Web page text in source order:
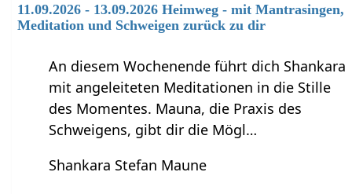
11.09.2026 - 13.09.2026 Heimweg - mit Mantrasingen,
Meditation und Schweigen zurück zu dir
An diesem Wochenende führt dich Shankara
mit angeleiteten Meditationen in die Stille
des Momentes. Mauna, die Praxis des
Schweigens, gibt dir die Mögl…
Shankara Stefan Maune